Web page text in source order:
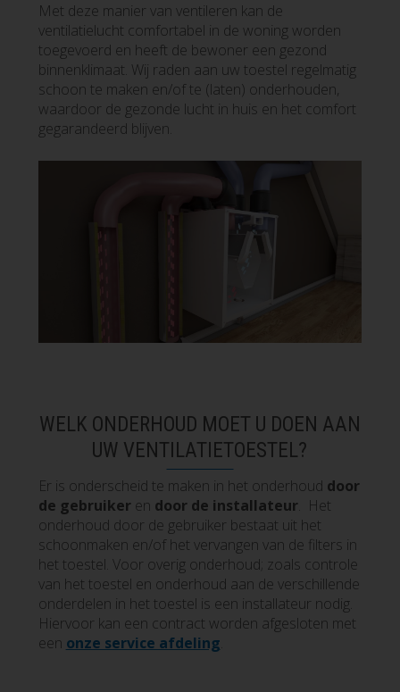
Met deze manier van ventileren kan de
ventilatielucht comfortabel in de woning worden
toegevoerd en heeft de bewoner een gezond
binnenklimaat. Wij raden aan uw toestel regelmatig
schoon te maken en/of te (laten) onderhouden,
waardoor de gezonde lucht in huis en het comfort
gegarandeerd blijven.
WELK ONDERHOUD MOET U DOEN AAN
UW VENTILATIETOESTEL?
Er is onderscheid te maken in het onderhoud door
de gebruiker en door de installateur . Het
onderhoud door de gebruiker bestaat uit het
schoonmaken en/of het vervangen van de filters in
het toestel. Voor overig onderhoud; zoals controle
van het toestel en onderhoud aan de verschillende
onderdelen in het toestel is een installateur nodig.
Hiervoor kan een contract worden afgesloten met
een onze service afdeling